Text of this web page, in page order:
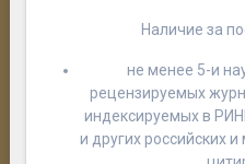
Наличие за
не менее 5-и
рецензируемых
индексируемых в
и других российских